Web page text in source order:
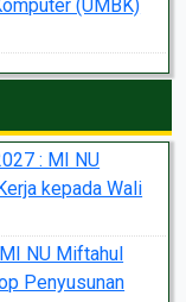
(UMBK)
: MI NU
kepada Wali
NU Miftahul
Penyusunan